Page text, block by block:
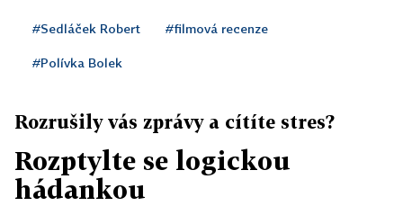
#Sedláček Robert #filmová recenze
#Polívka Bolek
Rozrušily vás zprávy a cítíte stres?
Rozptylte se logickou
hádankou